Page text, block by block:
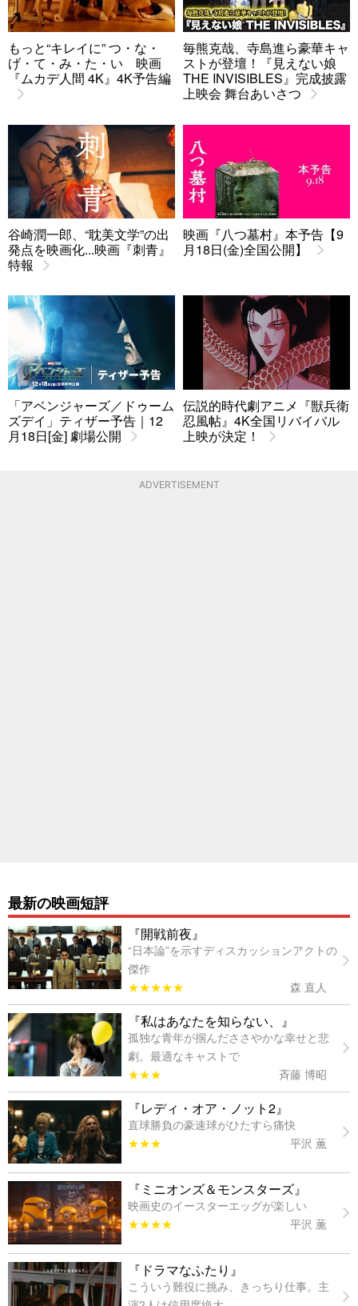
もっと“キレイに” つ・な・
げ・て・み・た・い 映画
『ムカデ人間 4K』4K予告編
毎熊克哉、寺島進ら豪華キャ
ストが登壇！『見えない娘
THE INVISIBLES』完成披露
上映会 舞台あいさつ
谷崎潤一郎、“耽美文学”の出
発点を映画化...映画『刺青』
特報
映画『八つ墓村』本予告【9
月18日(金)全国公開】
「アベンジャーズ／ドゥーム
ズデイ」ティザー予告｜12
月18日[金] 劇場公開
伝説的時代劇アニメ『獣兵衛
忍風帖』4K全国リバイバル
上映が決定！
ADVERTISEMENT
最新の映画短評
『開戦前夜』
“日本論”を示すディスカッションアクトの
傑作
★★★★★
森 直人
『私はあなたを知らない、』
孤独な青年が掴んだささやかな幸せと悲
劇。最適なキャストで
★★★
斉藤 博昭
『レディ・オア・ノット2』
直球勝負の豪速球がひたすら痛快
★★★
平沢 薫
『ミニオンズ＆モンスターズ』
映画史のイースターエッグが楽しい
★★★★
平沢 薫
『ドラマなふたり』
こういう難役に挑み、きっちり仕事。主